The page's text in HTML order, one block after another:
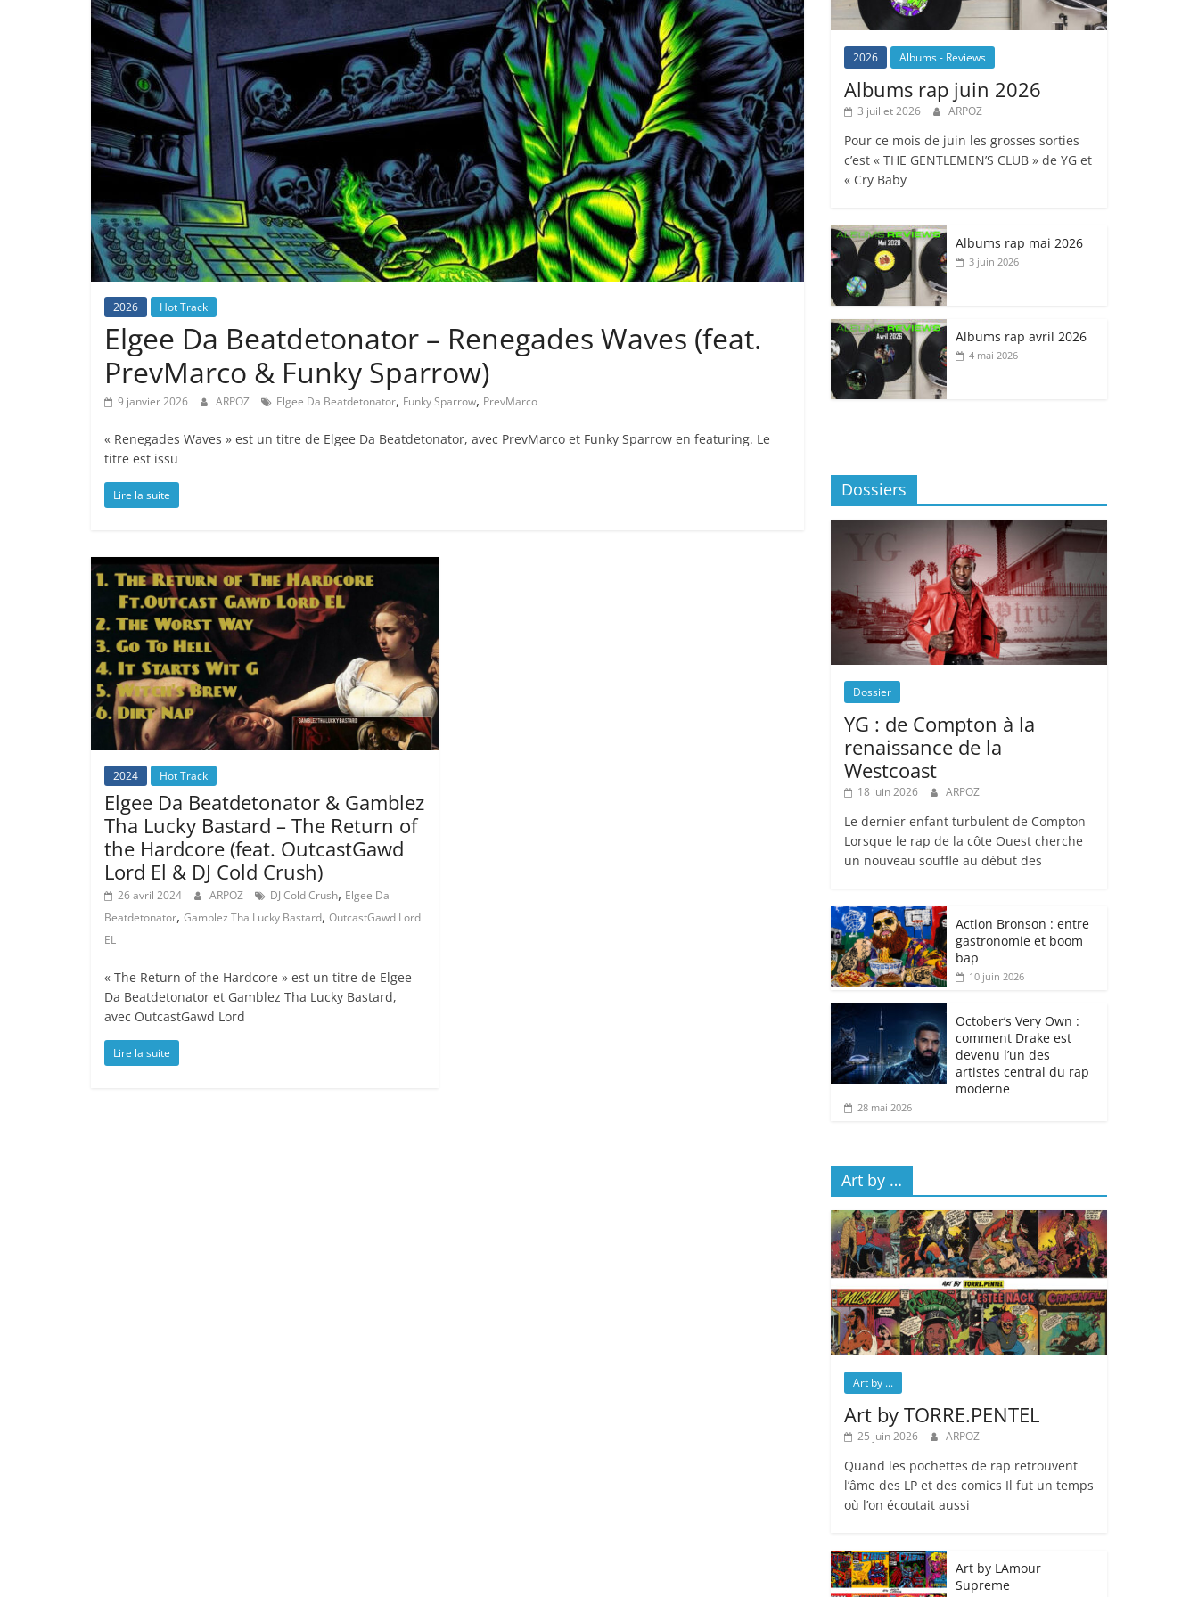
2026 Hot Track
Elgee Da Beatdetonator – Renegades Waves (feat.
PrevMarco & Funky Sparrow)
9 janvier 2026 ARPOZ Elgee Da Beatdetonator, Funky Sparrow, PrevMarco
« Renegades Waves » est un titre de Elgee Da Beatdetonator, avec PrevMarco et Funky Sparrow en featuring. Le
titre est issu
Lire la suite
2024 Hot Track
Elgee Da Beatdetonator & Gamblez
Tha Lucky Bastard – The Return of
the Hardcore (feat. OutcastGawd
Lord El & DJ Cold Crush)
26 avril 2024 ARPOZ DJ Cold Crush, Elgee Da
Beatdetonator, Gamblez Tha Lucky Bastard, OutcastGawd Lord
EL
« The Return of the Hardcore » est un titre de Elgee
Da Beatdetonator et Gamblez Tha Lucky Bastard,
avec OutcastGawd Lord
Lire la suite
2026 Albums - Reviews
Albums rap juin 2026
3 juillet 2026 ARPOZ
Pour ce mois de juin les grosses sorties
c’est « THE GENTLEMEN’S CLUB » de YG et
« Cry Baby
Albums rap mai 2026
3 juin 2026
Albums rap avril 2026
4 mai 2026
Dossiers
Dossier
YG : de Compton à la
renaissance de la
Westcoast
18 juin 2026 ARPOZ
Le dernier enfant turbulent de Compton
Lorsque le rap de la côte Ouest cherche
un nouveau souffle au début des
Action Bronson : entre
gastronomie et boom
bap
10 juin 2026
October’s Very Own :
comment Drake est
devenu l’un des
artistes central du rap
moderne
28 mai 2026
Art by …
Art by ...
Art by TORRE.PENTEL
25 juin 2026 ARPOZ
Quand les pochettes de rap retrouvent
l’âme des LP et des comics Il fut un temps
où l’on écoutait aussi
Art by LAmour
Supreme